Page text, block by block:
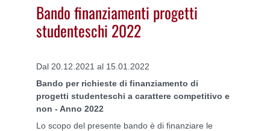
Bando finanziamenti progetti
studenteschi 2022
Dal 20.12.2021 al 15.01.2022
Bando per richieste di finanziamento di
progetti studenteschi a carattere competitivo e
non - Anno 2022
Lo scopo del presente bando è di finanziare le